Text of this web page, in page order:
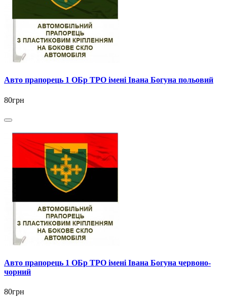
Авто прапорець 1 ОБр ТРО імені Івана Богуна польовий
80грн
Авто прапорець 1 ОБр ТРО імені Івана Богуна червоно-
чорний
80грн